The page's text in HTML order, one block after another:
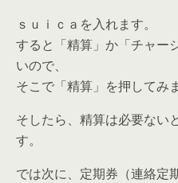
ｓｕｉｃａを入れます。
すると「精算」か「チャー
いので、
そこで「精算」を押してみ
そしたら、精算は必要ない
す。
では次に、定期券（連絡定